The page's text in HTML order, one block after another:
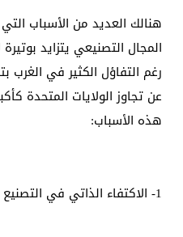
هنالك العديد من الأسباب
المجال التصنيعي يتزايد بوتيرة
رغم التفاؤل الكثير في الغرب
عن تجاوز الولايات المتحدة
هذه الأسباب:
1- الاكتفاء الذاتي في التصنيع والتقدم التكنولوجي